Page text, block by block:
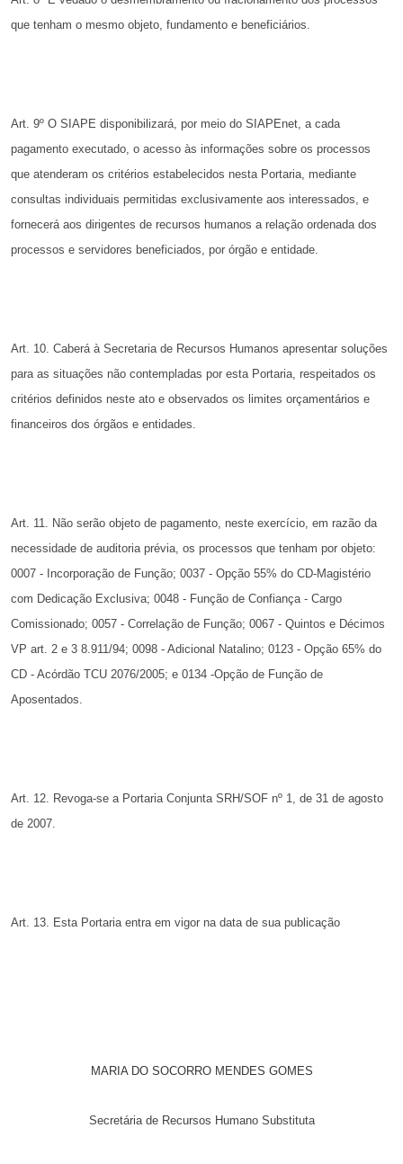
que tenham o mesmo objeto, fundamento e beneficiários.
Art. 9º O SIAPE disponibilizará, por meio do SIAPEnet, a cada
pagamento executado, o acesso às informações sobre os processos
que atenderam os critérios estabelecidos nesta Portaria, mediante
consultas individuais permitidas exclusivamente aos interessados, e
fornecerá aos dirigentes de recursos humanos a relação ordenada dos
processos e servidores beneficiados, por órgão e entidade.
Art. 10. Caberá à Secretaria de Recursos Humanos apresentar soluções
para as situações não contempladas por esta Portaria, respeitados os
critérios definidos neste ato e observados os limites orçamentários e
financeiros dos órgãos e entidades.
Art. 11. Não serão objeto de pagamento, neste exercício, em razão da
necessidade de auditoria prévia, os processos que tenham por objeto:
0007 - Incorporação de Função; 0037 - Opção 55% do CD-Magistério
com Dedicação Exclusiva; 0048 - Função de Confiança - Cargo
Comissionado; 0057 - Correlação de Função; 0067 - Quintos e Décimos
VP art. 2 e 3 8.911/94; 0098 - Adicional Natalino; 0123 - Opção 65% do
CD - Acórdão TCU 2076/2005; e 0134 -Opção de Função de
Aposentados.
Art. 12. Revoga-se a Portaria Conjunta SRH/SOF nº 1, de 31 de agosto
de 2007.
Art. 13. Esta Portaria entra em vigor na data de sua publicação
MARIA DO SOCORRO MENDES GOMES
Secretária de Recursos Humano Substituta